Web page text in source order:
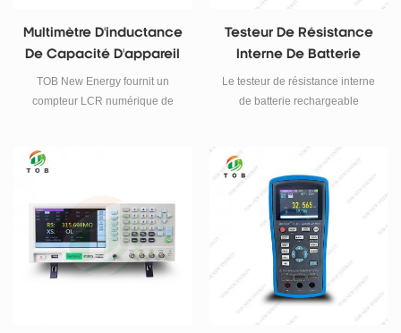
Multimètre D'inductance
De Capacité D'appareil
De Contrôle De
Résistance De Mètre De
TOB New Energy fournit un
compteur LCR numérique de
pour r résistance, capacité et
Testeur De Résistance
Interne De Batterie
Rechargeable
Universel
Le testeur de résistance interne
de batterie rechargeable
pour mesurer la résistance
interne, la tension et la
température des batteries
rechargeables telles que les
batteries de stockage au plomb,
les batteries au lithium et autres
batteries rechargeables, afin de
déterminer l'état de santé de la
batterie, et également comme